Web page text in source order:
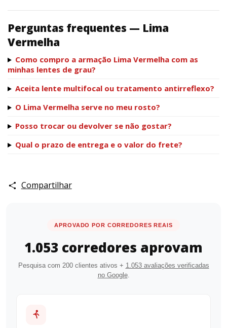
Perguntas frequentes — Lima
Vermelha
Como compro a armação Lima Vermelha com as
minhas lentes de grau?
Aceita lente multifocal ou tratamento antirreflexo?
O Lima Vermelha serve no meu rosto?
Posso trocar ou devolver se não gostar?
Qual o prazo de entrega e o valor do frete?
Compartilhar
APROVADO POR CORREDORES REAIS
1.053 corredores aprovam
Pesquisa com 200 clientes ativos + 1.053 avaliações verificadas
no Google.